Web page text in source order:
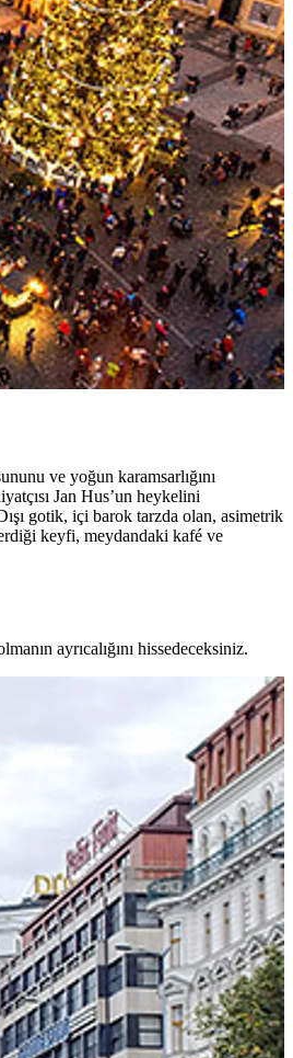
ve yoğun karamsarlığını
Jan Hus’un heykelini
gotik, içi barok tarzda olan, asimetrik
keyfi, meydandaki kafé ve
ayrıcalığını hissedeceksiniz.